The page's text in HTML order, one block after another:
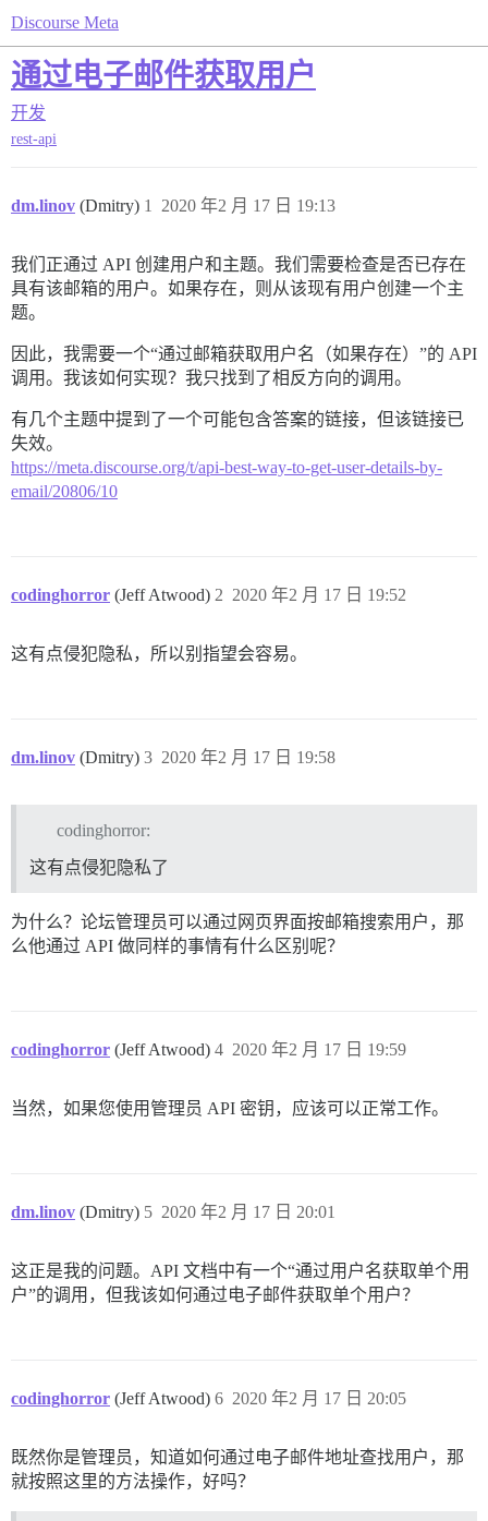
Discourse Meta
通过电子邮件获取用户
开发
rest-api
dm.linov (Dmitry) 2020 年2 月 17 日 19:13
1
我们正通过 API 创建用户和主题。我们需要检查是否已存在
具有该邮箱的用户。如果存在，则从该现有用户创建一个主
题。
因此，我需要一个“通过邮箱获取用户名（如果存在）”的 API
调用。我该如何实现？我只找到了相反方向的调用。
有几个主题中提到了一个可能包含答案的链接，但该链接已
失效。
https://meta.discourse.org/t/api-best-way-to-get-user-details-by-
email/20806/10
codinghorror (Jeff Atwood) 2020 年2 月 17 日 19:52
2
这有点侵犯隐私，所以别指望会容易。
dm.linov (Dmitry) 2020 年2 月 17 日 19:58
3
codinghorror:
这有点侵犯隐私了
为什么？论坛管理员可以通过网页界面按邮箱搜索用户，那
么他通过 API 做同样的事情有什么区别呢？
codinghorror (Jeff Atwood) 2020 年2 月 17 日 19:59
4
当然，如果您使用管理员 API 密钥，应该可以正常工作。
dm.linov (Dmitry) 2020 年2 月 17 日 20:01
5
这正是我的问题。API 文档中有一个“通过用户名获取单个用
户”的调用，但我该如何通过电子邮件获取单个用户？
codinghorror (Jeff Atwood) 2020 年2 月 17 日 20:05
6
既然你是管理员，知道如何通过电子邮件地址查找用户，那
就按照这里的方法操作，好吗？